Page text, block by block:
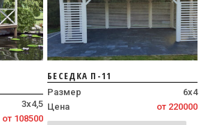
3х4,5
от 108500
БЕСЕДКА П-11
Размер
6х4
Цена
от 220000